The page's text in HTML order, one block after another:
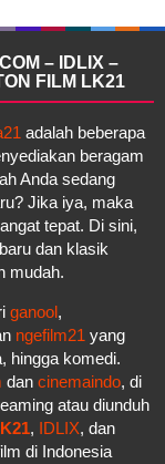
– IDLIX –
FILM LK21
adalah beberapa
beragam
Anda sedang
Jika iya, maka
tepat. Di sini,
dan klasik
mudah.
ganool,
ngefilm21 yang
hingga komedi.
dan cinemaindo, di
atau diunduh
, IDLIX, dan
di Indonesia